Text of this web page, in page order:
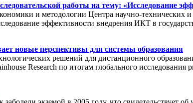
работы на тему: «Исследование
и методологии Центра научно-
эффективности внедрения ИКТ в
новые перспективы для системы образования
решений для дистанционного
Research по итогам глобального